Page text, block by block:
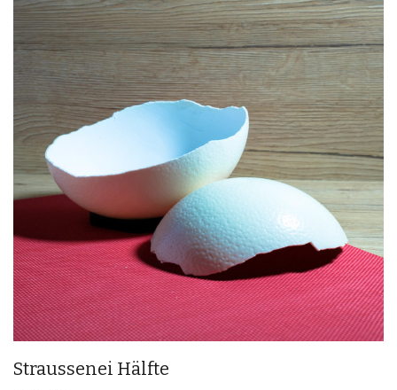
Straussenei Hälfte